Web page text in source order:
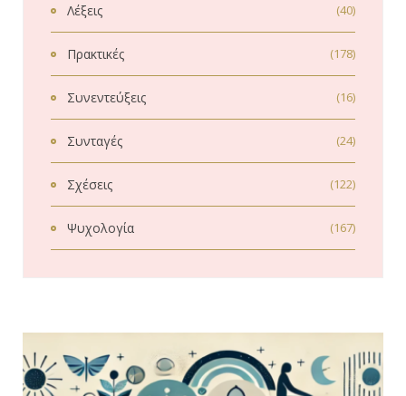
Λέξεις (40)
Πρακτικές (178)
Συνεντεύξεις (16)
Συνταγές (24)
Σχέσεις (122)
Ψυχολογία (167)